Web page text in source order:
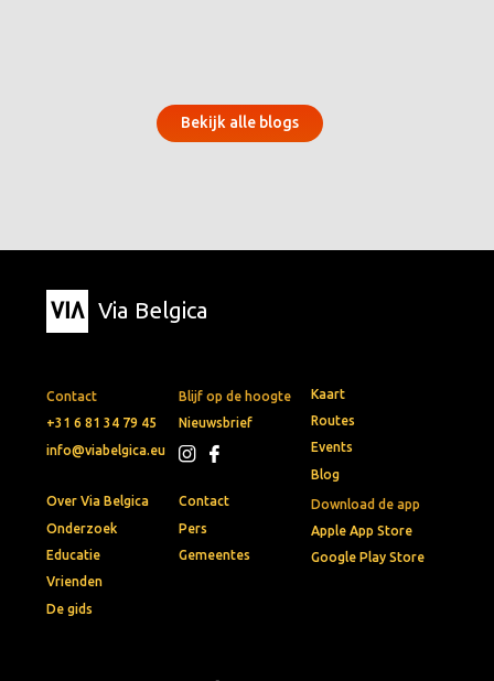
Bekijk alle blogs
Via Belgica
Contact
+31 6 81 34 79 45
info@viabelgica.eu
Blijf op de hoogte
Nieuwsbrief
Download de app
Apple App Store
Google Play Store
Kaart
Routes
Events
Blog
Over Via Belgica
Onderzoek
Educatie
Vrienden
De gids
Contact
Pers
Gemeentes